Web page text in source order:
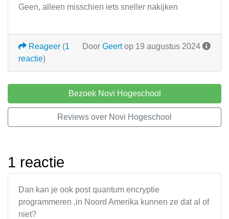
Geen, alleen misschien iets sneller nakijken
Door Geertop 19 augustus 2024
Reageer (1
reactie)
Bezoek Novi Hogeschool
Reviews over Novi Hogeschool
1 reactie
Dan kan je ook post quantum encryptie
programmeren ,in Noord Amerika kunnen ze dat al of
niet?